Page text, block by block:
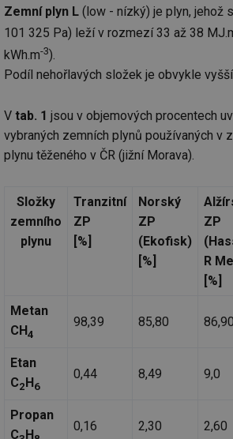
Zemní plyn L (low - nízký) je plyn, jehož
101 325 Pa) leží v rozmezí 33 až 38
kWh.m-3).
Podíl nehořlavých složek je obvykle
V tab. 1 jsou v objemových procentech
vybraných zemních plynů používaných v
plynu těženého v ČR (jižní Morava).
Složky
zemního
plynu
Tranzitní
ZP
[%]
Norský
ZP
(Ekofisk)
[%]
ZP
R
[%]
Metan
CH 4
98,39 85,80 86,90
Etan
C2 H 6
0,44 8,49 9,0
Propan
C H
0,16 2,30 2,60